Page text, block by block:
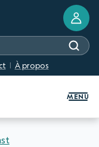
À propos
MENU